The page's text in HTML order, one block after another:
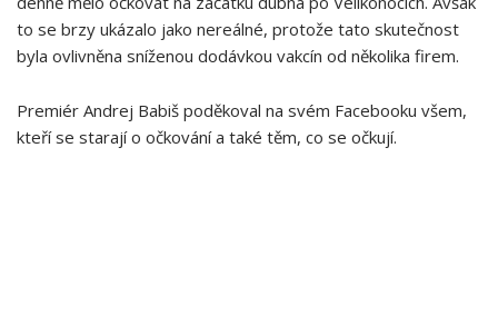
to se brzy ukázalo jako nereálné, protože tato skutečnost
byla ovlivněna sníženou dodávkou vakcín od několika firem.
Premiér Andrej Babiš poděkoval na svém Facebooku všem,
kteří se starají o očkování a také těm, co se očkují.